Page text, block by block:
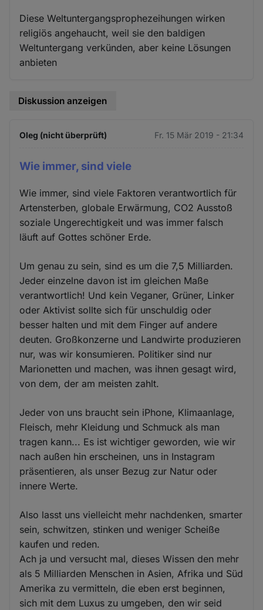
Diese Weltuntergangsprophezeihungen wirken
religiös angehaucht, weil sie den baldigen
Weltuntergang verkünden, aber keine Lösungen
anbieten
Diskussion anzeigen
Oleg (nicht überprüft) Fr. 15 Mär 2019 - 21:34
Wie immer, sind viele
Wie immer, sind viele Faktoren verantwortlich für
Artensterben, globale Erwärmung, CO2 Ausstoß
soziale Ungerechtigkeit und was immer falsch
läuft auf Gottes schöner Erde.
Um genau zu sein, sind es um die 7,5 Milliarden.
Jeder einzelne davon ist im gleichen Maße
verantwortlich! Und kein Veganer, Grüner, Linker
oder Aktivist sollte sich für unschuldig oder
besser halten und mit dem Finger auf andere
deuten. Großkonzerne und Landwirte produzieren
nur, was wir konsumieren. Politiker sind nur
Marionetten und machen, was ihnen gesagt wird,
von dem, der am meisten zahlt.
Jeder von uns braucht sein iPhone, Klimaanlage,
Fleisch, mehr Kleidung und Schmuck als man
tragen kann... Es ist wichtiger geworden, wie wir
nach außen hin erscheinen, uns in Instagram
präsentieren, als unser Bezug zur Natur oder
innere Werte.
Also lasst uns vielleicht mehr nachdenken, smarter
sein, schwitzen, stinken und weniger Scheiße
kaufen und reden.
Ach ja und versucht mal, dieses Wissen den mehr
als 5 Milliarden Menschen in Asien, Afrika und Süd
Amerika zu vermitteln, die eben erst beginnen,
sich mit dem Luxus zu umgeben, den wir seid